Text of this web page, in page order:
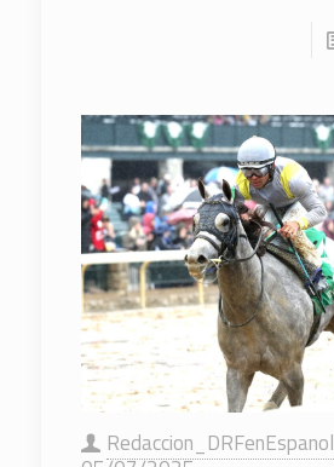
Redaccion_DRFenEspanol